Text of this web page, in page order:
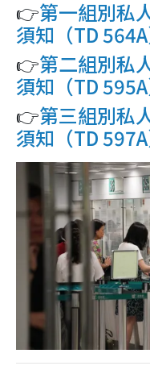
👉第一組別私
須知（TD 564A
👉第二組別私
須知（TD 595A
👉第三組別私
須知（TD 597A